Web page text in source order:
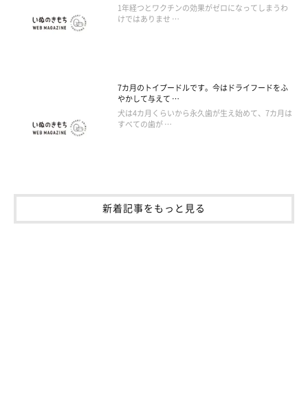
1年経つとワクチンの効果がゼロになってしまうわ
けではありませ …
7カ月のトイプードルです。今はドライフードをふ
やかして与えて …
犬は4カ月くらいから永久歯が生え始めて、7カ月は
すべての歯が …
新着記事をもっと見る